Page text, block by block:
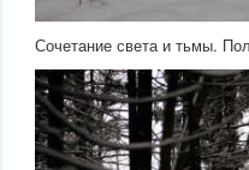
Сочетание света и тьмы.